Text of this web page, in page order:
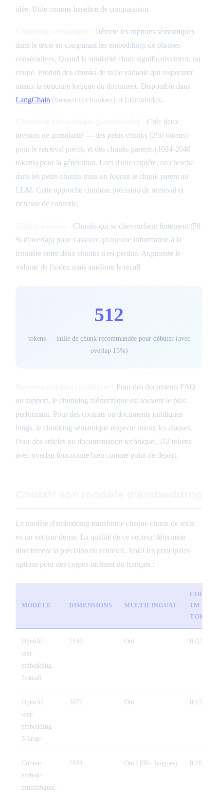
idée. Utile comme baseline de comparaison.
Détecte les ruptures sémantiques
dans le texte en comparant les embeddings de phrases
consécutives. Quand la similarité chute significativement, on
coupe. Produit des chunks de taille variable qui respectent
mieux la structure logique du document. Disponible dans
LangChain (SemanticChunker ) et LlamaIndex.
Crée deux
niveaux de granularité — des petits chunks (256 tokens)
pour le retrieval précis, et des chunks parents (1024-2048
tokens) pour la génération. Lors d'une requête, on cherche
dans les petits chunks mais on fournit le chunk parent au
LLM. Cette approche combine précision de retrieval et
richesse de contexte.
Chunks qui se chevauchent fortement (50
% d'overlap) pour s'assurer qu'aucune information à la
frontière entre deux chunks n'est perdue. Augmente le
volume de l'index mais améliore le recall.
512
tokens — taille de chunk recommandée pour débuter (avec
overlap 15%)
Pour des documents FAQ
ou support, le chunking hiérarchique est souvent le plus
performant. Pour des contrats ou documents juridiques
longs, le chunking sémantique respecte mieux les clauses.
Pour des articles ou documentation technique, 512 tokens
avec overlap fonctionne bien comme point de départ.
Le modèle d'embedding transforme chaque chunk de texte
en un vecteur dense. La qualité de ce vecteur détermine
directement la précision du retrieval. Voici les principales
options pour des corpus incluant du français :
MODÈLE DIMENSIONS MULTILINGUAL
COÛT /
1M
TOKENS
OpenAI
text-
embedding-
3-small
1536 Oui 0,02 $
OpenAI
text-
embedding-
3-large
3072 Oui 0,13 $
Cohere
embed-
multilingual-
1024 Oui (100+ langues) 0,10 $